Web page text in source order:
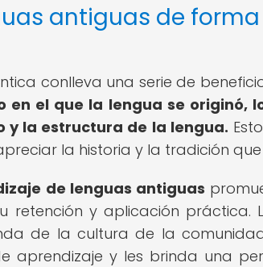
antiguas de forma
conlleva una serie de
el que la lengua se originó,
y la estructura de la lengua.
la historia y la tradición
de lenguas antiguas
y aplicación práctica.
de la cultura de la
aprendizaje y les brinda una